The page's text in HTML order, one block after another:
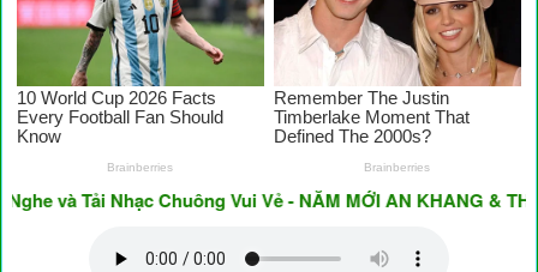
Tải Nhạc Chuông Vui Vẻ - NĂM MỚI AN KHANG & THỊNH